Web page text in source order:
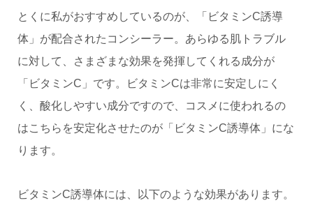
とくに私がおすすめしているのが、「ビタミンC誘導
体」が配合されたコンシーラー。あらゆる肌トラブル
に対して、さまざまな効果を発揮してくれる成分が
「ビタミンC」です。ビタミンCは非常に安定しにく
く、酸化しやすい成分ですので、コスメに使われるの
はこちらを安定化させたのが「ビタミンC誘導体」にな
ります。
ビタミンC誘導体には、以下のような効果があります。